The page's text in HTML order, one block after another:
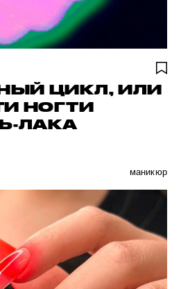
ЦИКЛ, ИЛИ
НОГТИ
ЛАКА
маникюр